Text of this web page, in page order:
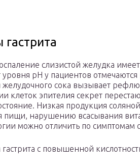
слизистой желудка
уровня рН у пациентов
желудочного сока вызывает
клеток эпителия секрет
Низкая продукция
пищи, нарушению всасывания
можно отличить по симптомам
с повышенной